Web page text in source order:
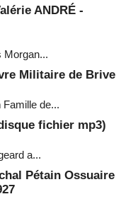
ANDRÉ -
Morgan...
Militaire de Brive
Famille de...
fichier mp3)
a...
Pétain Ossuaire